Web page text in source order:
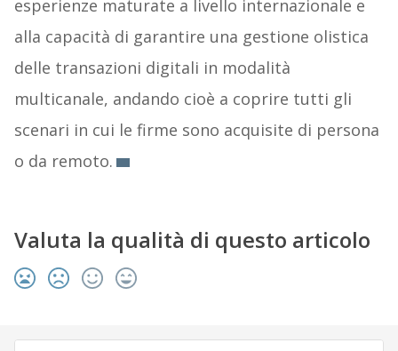
esperienze maturate a livello internazionale e
alla capacità di garantire una gestione olistica
delle transazioni digitali in modalità
multicanale, andando cioè a coprire tutti gli
scenari in cui le firme sono acquisite di persona
o da remoto.
Valuta la qualità di questo articolo